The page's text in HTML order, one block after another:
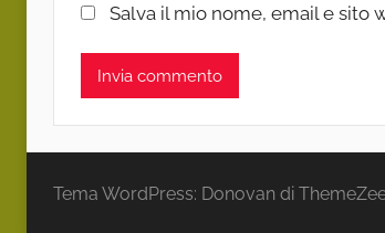
Salva il mio nome, email e sito
Tema WordPress: Donovan di